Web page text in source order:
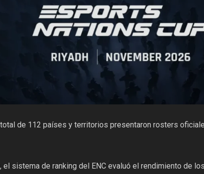
de 112 países y territorios presentaron rosters
sistema de ranking del ENC evaluó el rendimiento de